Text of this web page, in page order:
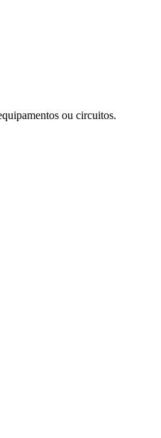
ou circuitos.